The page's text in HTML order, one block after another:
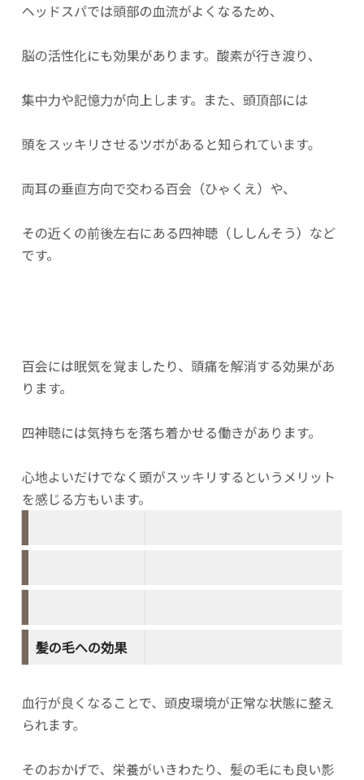
ヘッドスパでは頭部の血流がよくなるため、
脳の活性化にも効果があります。酸素が行き渡り、
集中力や記憶力が向上します。また、頭頂部には
頭をスッキリさせるツボがあると知られています。
両耳の垂直方向で交わる百会（ひゃくえ）や、
その近くの前後左右にある四神聴（ししんそう）など
です。
百会には眠気を覚ましたり、頭痛を解消する効果があ
ります。
四神聴には気持ちを落ち着かせる働きがあります。
心地よいだけでなく頭がスッキリするというメリット
を感じる方もいます。
髪の毛への効果
血行が良くなることで、頭皮環境が正常な状態に整え
られます。
そのおかげで、栄養がいきわたり、髪の毛にも良い影